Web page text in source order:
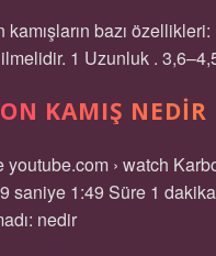
kamışların bazı
1 Uzunluk . 3,6–4,5
KAMIŞ
youtube.com › watch
saniye 1:49 Süre 1
nedir